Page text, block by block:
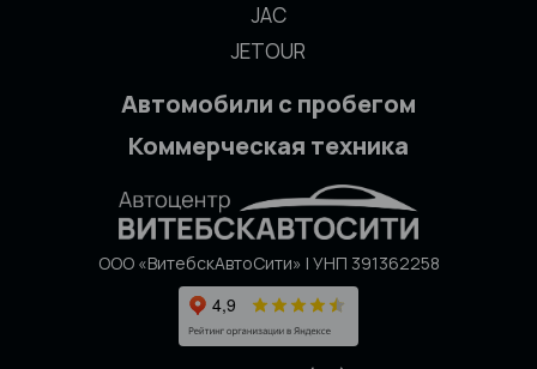
JAC
JETOUR
Автомобили с пробегом
Коммерческая техника
ООО «ВитебскАвтоСити» | УНП 391362258